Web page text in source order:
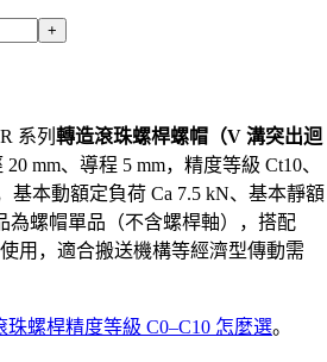
+
系列 轉造滾珠螺桿螺帽（V 溝突出迴
20 mm、導程 5 mm，精度等級 Ct10、
基本動額定負荷 Ca 7.5 kN、基本靜額
為螺帽單品（不含螺桿軸），搭配
用，適合搬送機構等經濟型傳動需
珠螺桿精度等級 C0–C10 怎麼選。